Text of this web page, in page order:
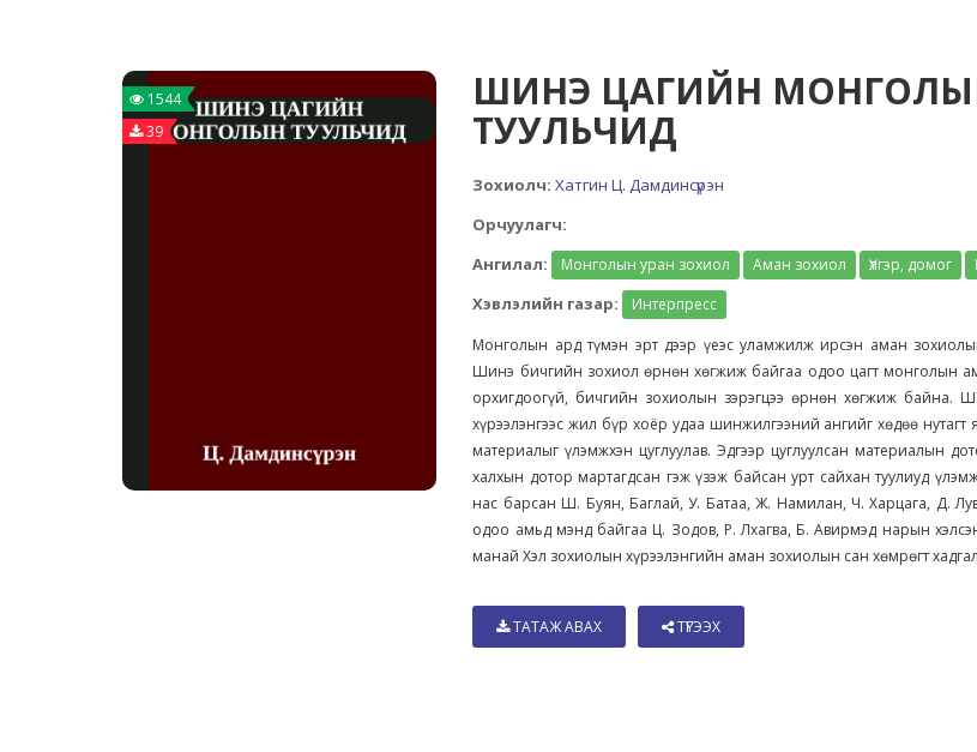
1544
39
ШИНЭ ЦАГИЙН
ТУУЛЬЧИД
Зохиолч: Хатгин Ц. Дамдинсүрэн
Орчуулагч:
Ангилал:
Монголын уран зохиол Аман зохиол Үлгэр, домог
Хэвлэлийн газар:
Интерпресс
Монголын ард түмэн эрт дээр үеэс уламжилж ирсэн аман
Шинэ бичгийн зохиол өрнөн хөгжиж байгаа одоо цагт монголын
орхигдоогүй, бичгийн зохиолын зэрэгцээ өрнөн хөгжиж байна.
хүрээлэнгээс жил бүр хоёр удаа шинжилгээний ангийг хөдөө
материалыг үлэмжхэн цуглуулав. Эдгээр цуглуулсан материалын
халхын дотор мартагдсан гэж үзэж байсан урт сайхан туулиуд
нас барсан Ш. Буян, Баглай, У. Батаа, Ж. Намилан, Ч. Харцага, Д.
одоо амьд мэнд байгаа Ц. Зодов, Р. Лхагва, Б. Авирмэд нарын
манай Хэл зохиолын хүрээлэнгийн аман зохиолын сан хөмрөгт
ТАТАЖ АВАХ ТҮГЭЭХ